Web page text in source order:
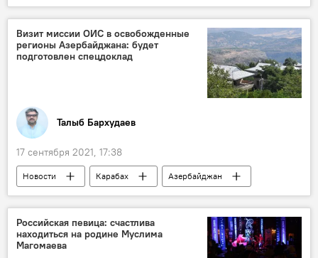
кредиты
Проверки ВУЗ
Визит миссии ОИС в освобожденные
регионы Азербайджана: будет
подготовлен спецдоклад
Талыб Бархудаев
17 сентября 2021, 17:38
Новости Карабах
Азербайджан
ОИС
Российская певица: счастлива
находиться на родине Муслима
Магомаева